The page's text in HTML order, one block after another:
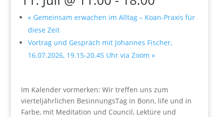
«Gemeinsam erwachen im Alltag – Koan-Praxis für
diese Zeit
Vortrag und Gespräch mit Johannes Fischer,
16.07.2026, 19.15-20.45 Uhr via Zoom »
Im Kalender vormerken: Wir treffen uns zum
vierteljährlichen BesinnungsTag in Bonn, life und in
Farbe, mit Meditation und Council, Lektüre und